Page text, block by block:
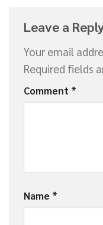
Leave a
Your email
Required fields
Comment *
Name *